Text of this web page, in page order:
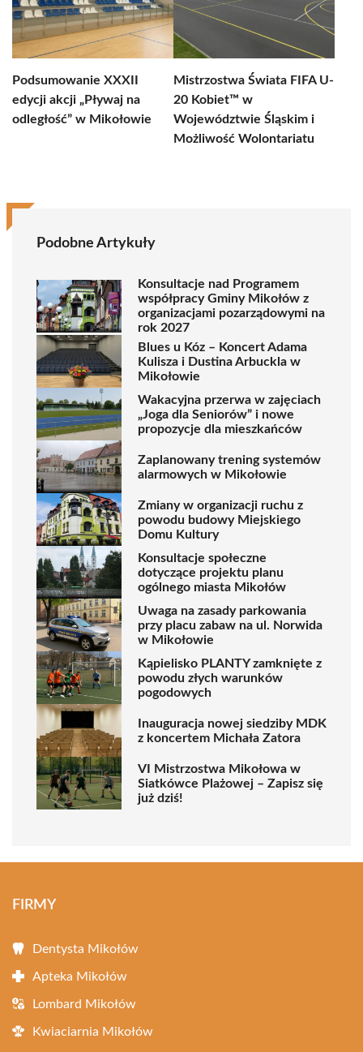
Podsumowanie XXXII
edycji akcji „Pływaj na
odległość” w Mikołowie
Mistrzostwa Świata FIFA U-
20 Kobiet™ w
Województwie Śląskim i
Możliwość Wolontariatu
Podobne Artykuły
Konsultacje nad Programem
współpracy Gminy Mikołów z
organizacjami pozarządowymi na
rok 2027
Blues u Kóz – Koncert Adama
Kulisza i Dustina Arbuckla w
Mikołowie
Wakacyjna przerwa w zajęciach
„Joga dla Seniorów” i nowe
propozycje dla mieszkańców
Zaplanowany trening systemów
alarmowych w Mikołowie
Zmiany w organizacji ruchu z
powodu budowy Miejskiego
Domu Kultury
Konsultacje społeczne
dotyczące projektu planu
ogólnego miasta Mikołów
Uwaga na zasady parkowania
przy placu zabaw na ul. Norwida
w Mikołowie
Kąpielisko PLANTY zamknięte z
powodu złych warunków
pogodowych
Inauguracja nowej siedziby MDK
z koncertem Michała Zatora
VI Mistrzostwa Mikołowa w
Siatkówce Plażowej – Zapisz się
już dziś!
FIRMY
Dentysta Mikołów
Apteka Mikołów
Lombard Mikołów
Kwiaciarnia Mikołów